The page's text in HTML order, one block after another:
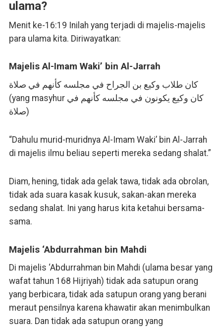
ulama?
Menit ke-16:19 Inilah yang terjadi di majelis-majelis
para ulama kita. Diriwayatkan:
Majelis Al-Imam Waki’ bin Al-Jarrah
كان طلاب وكيع بن الجراح في مجلسه كأنهم في صلاة
(yang masyhur كان وكيع يكونون في مجلسه كأنهم في
صلاة)
“Dahulu murid-muridnya Al-Imam Waki’ bin Al-Jarrah
di majelis ilmu beliau seperti mereka sedang shalat.”
Diam, hening, tidak ada gelak tawa, tidak ada obrolan,
tidak ada suara kasak kusuk, sakan-akan mereka
sedang shalat. Ini yang harus kita ketahui bersama-
sama.
Majelis ‘Abdurrahman bin Mahdi
Di majelis ‘Abdurrahman bin Mahdi (ulama besar yang
wafat tahun 168 Hijriyah) tidak ada satupun orang
yang berbicara, tidak ada satupun orang yang berani
meraut pensilnya karena khawatir akan menimbulkan
suara. Dan tidak ada satupun orang yang